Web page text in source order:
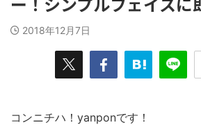
2018年12月7日
コンニチハ！yanponです！